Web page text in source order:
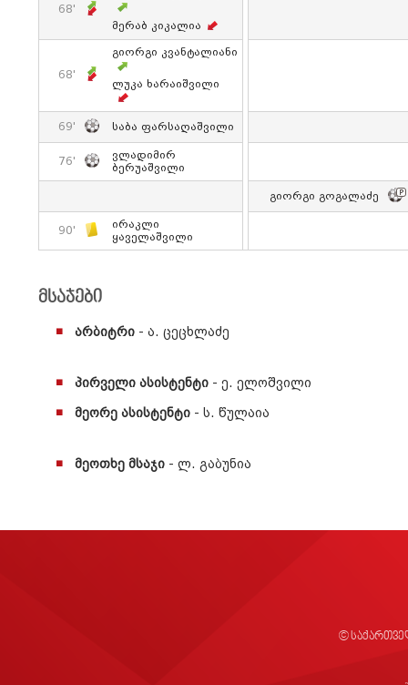
68'
Მერაბ Კიკალია
68'
Გიორგი Კვანტალიანი
Ლუკა Ხარაიშვილი
69' Საბა Ფარსაღაშვილი
76'
Ვლადიმირ
Ბერუაშვილი
Გიორგი Გოგალაძე
90'
Ირაკლი
Ყაველაშვილი
მსაჯები
არბიტრი - ა. ცეცხლაძე
პირველი ასისტენტი - ე. ელოშვილი
მეორე ასისტენტი - ს. წულაია
მეოთხე მსაჯი - ლ. გაბუნია
©